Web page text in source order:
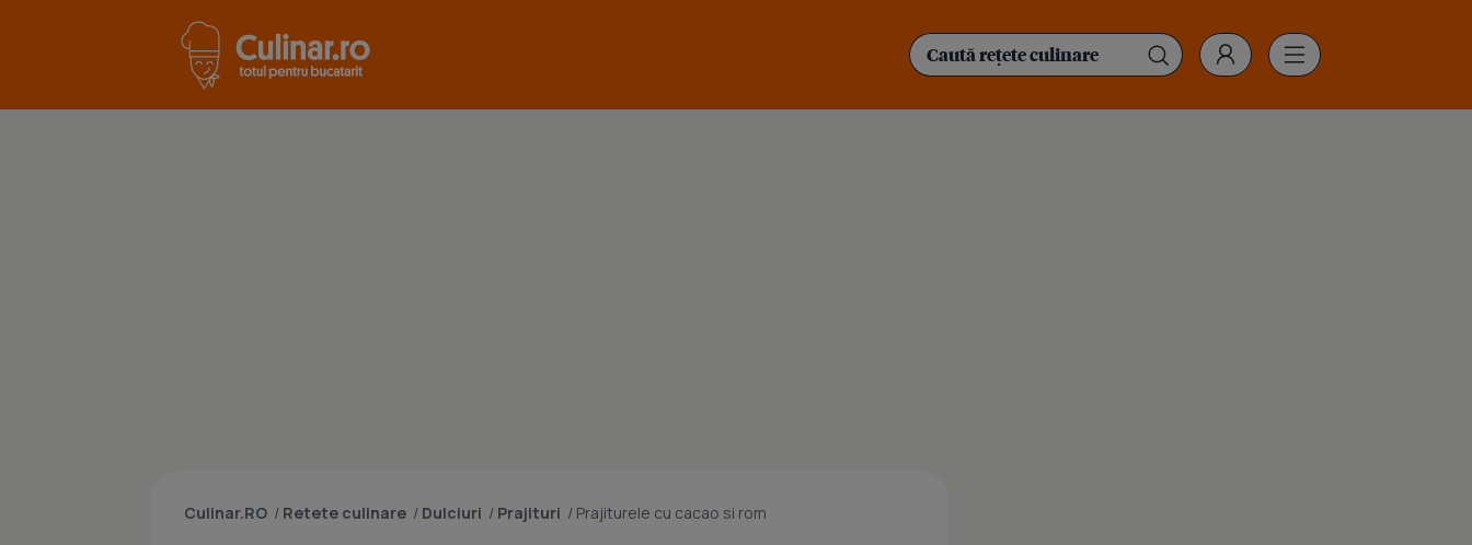
Culinar.RO / Retete culinare / Dulciuri / Prajituri / Prajiturele cu cacao si rom